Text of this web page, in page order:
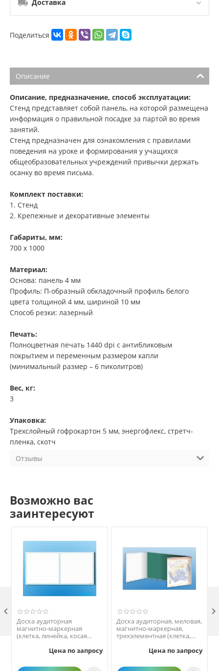
Доставка
Поделиться
Описание
Описание, предназначение, способ эксплуатации:
Стенд представляет собой панель, на которой размещена
информация о правильной посадке за партой во время
занятий.
Стенд предназначен для ознакомления с правилами
поведения на уроке и формирования у учащихся
общеобразовательных учреждений привычки держать
осанку во время письма.
Комплект поставки:
1. Стенд
2. Крепежные и декоративные элементы
Габариты, мм:
700 х 1000
Материал:
Основа: панель 4 мм
Профиль: П-образный обкладочный профиль белого
цвета толщиной 4 мм, шириной 10 мм
Способ резки: лазерный
Печать:
Полноцветная печать 1440 dpi с антибликовым
покрытием и переменным размером капли
(минимальный размер – 6 пиколитров)
Вес, кг:
3
Упаковка:
Трехслойный гофрокартон 5 мм, энергофлекс, стретч-
пленка, скотч
Отзывы
Возможно вас
заинтересуют
Доска аудиторная
магнитно-маркерная
(клетка, линейка, косая
Цена по запросу
Доска аудиторная, меловая,
магнитно-маркерная,
трехэлементная (клетка,
мира) + комплект
КМ-1Доска аудиторная,
Цена по запросу
 